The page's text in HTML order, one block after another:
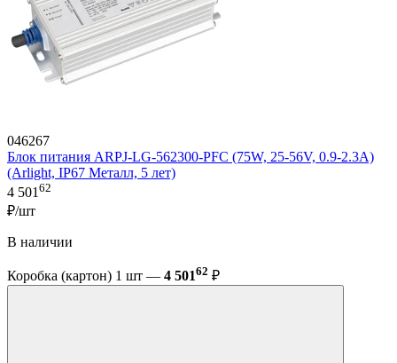
046267
Блок питания ARPJ-LG-562300-PFC (75W, 25-56V, 0.9-2.3A)
(Arlight, IP67 Металл, 5 лет)
4 501 62
₽/шт
В наличии
Коробка (картон) 1 шт — 4 50162 ₽